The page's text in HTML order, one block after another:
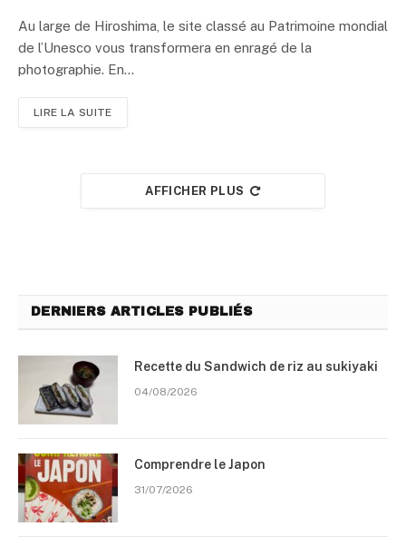
Au large de Hiroshima, le site classé au Patrimoine mondial
de l’Unesco vous transformera en enragé de la
photographie. En…
LIRE LA SUITE
AFFICHER PLUS
DERNIERS ARTICLES PUBLIÉS
Recette du Sandwich de riz au sukiyaki
04/08/2026
Comprendre le Japon
31/07/2026